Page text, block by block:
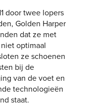
door twee lopers
Golden Harper
dat ze met
optimaal
ze schoenen
bij de
van de voet en
technologieën
staat.